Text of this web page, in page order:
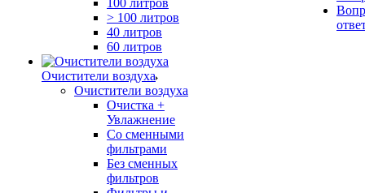
100 литров
> 100 литров
40 литров
60 литров
Очистители воздуха
Очистители воздуха
Очистка +
Увлажнение
Cо сменными
фильтрами
Без сменных
фильтров